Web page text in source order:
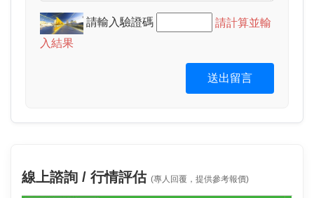
請輸入驗證碼
請計算並輸
入結果
送出留言
線上諮詢 / 行情評估 (專人回覆，提供參考報價)